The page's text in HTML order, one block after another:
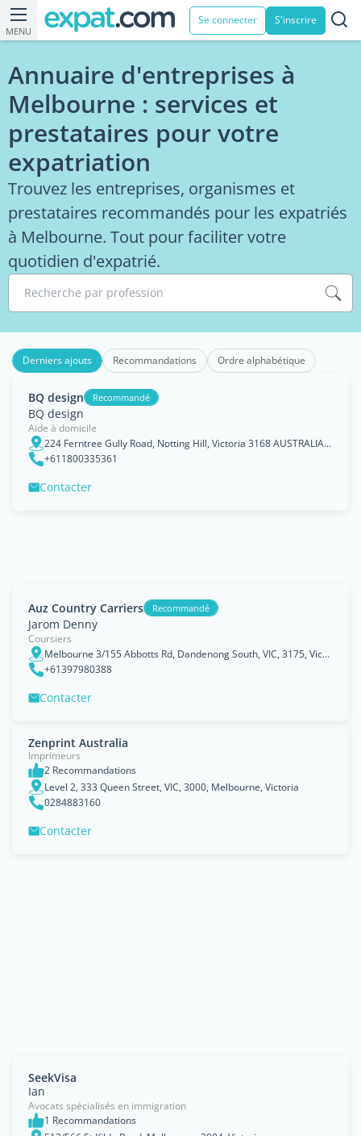
MENU
Se connecter S'inscrire
Annuaire d'entreprises à
Melbourne : services et
prestataires pour votre
expatriation
Trouvez les entreprises, organismes et
prestataires recommandés pour les expatriés
à Melbourne. Tout pour faciliter votre
quotidien d'expatrié.
Recherche par profession
Derniers ajouts Recommandations Ordre alphabétique
BQ design Recommandé
BQ design
Aide à domicile
224 Ferntree Gully Road, Notting Hill, Victoria 3168 AUSTRALIA, Melbourne
+611800335361
Contacter
Auz Country Carriers Recommandé
Jarom Denny
Coursiers
Melbourne 3/155 Abbotts Rd, Dandenong South, VIC, 3175, Victoria
+61397980388
Contacter
Zenprint Australia
Imprimeurs
2 Recommandations
Level 2, 333 Queen Street, VIC, 3000, Melbourne, Victoria
0284883160
Contacter
SeekVisa
Ian
Avocats spécialisés en immigration
1 Recommandations